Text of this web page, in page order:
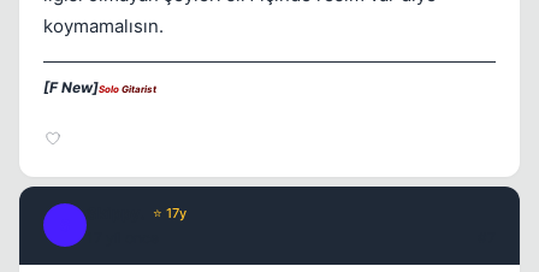
koymamalısın.
[F New]Solo Gitarist
⭐ 17y